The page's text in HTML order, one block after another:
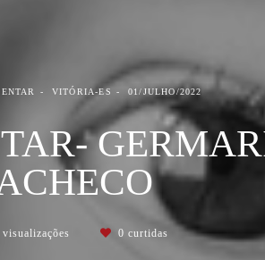
VITÓRIA-ES 01/JULHO/2022
visualizações 0 curtidas